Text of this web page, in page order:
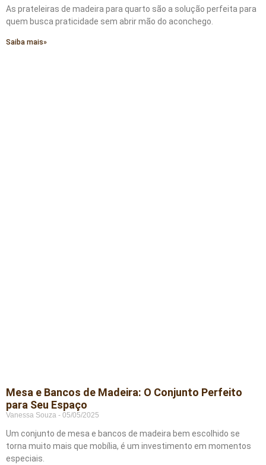
As prateleiras de madeira para quarto são a solução perfeita para
quem busca praticidade sem abrir mão do aconchego.
Saiba mais»
Mesa e Bancos de Madeira: O Conjunto Perfeito
para Seu Espaço
Vanessa Souza 05/05/2025
Um conjunto de mesa e bancos de madeira bem escolhido se
torna muito mais que mobília, é um investimento em momentos
especiais.